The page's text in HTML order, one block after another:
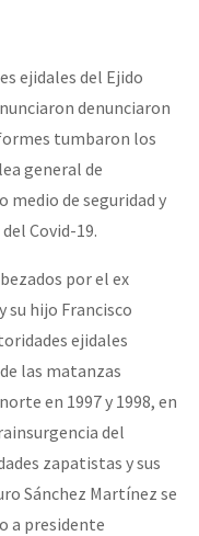
lutas pela
de Resistencia y
ejidales del Ejido
denunciaron
tumbaron los
general de
de seguridad y
Covid-19.
por el ex
su hijo Francisco
ejidales
las matanzas
en 1997 y 1998, en
del
zapatistas y sus
Sánchez Martínez se
a presidente